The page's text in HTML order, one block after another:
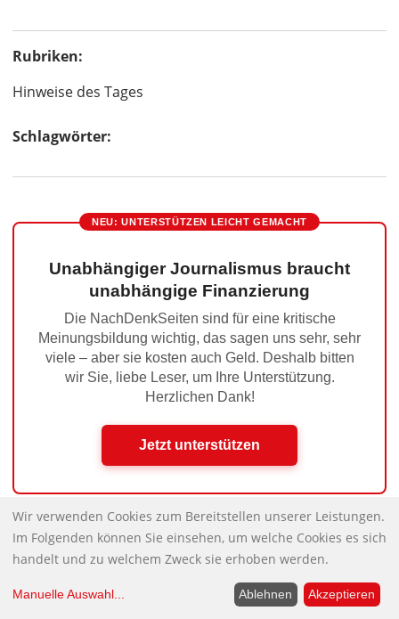
Rubriken:
Hinweise des Tages
Schlagwörter:
NEU: UNTERSTÜTZEN LEICHT GEMACHT
Unabhängiger Journalismus braucht
unabhängige Finanzierung
Die NachDenkSeiten sind für eine kritische
Meinungsbildung wichtig, das sagen uns sehr, sehr
viele – aber sie kosten auch Geld. Deshalb bitten
wir Sie, liebe Leser, um Ihre Unterstützung.
Herzlichen Dank!
Jetzt unterstützen
Nächster Beitrag: Die dunkle Wolke – oder: Hiroshima ist
überall!
Vorheriger Beitrag: Schon gehört? Deutschland hilft Gaza …
Wir verwenden Cookies zum Bereitstellen unserer Leistungen.
Im Folgenden können Sie einsehen, um welche Cookies es sich
handelt und zu welchem Zweck sie erhoben werden.
Manuelle Auswahl... Ablehnen Akzeptieren